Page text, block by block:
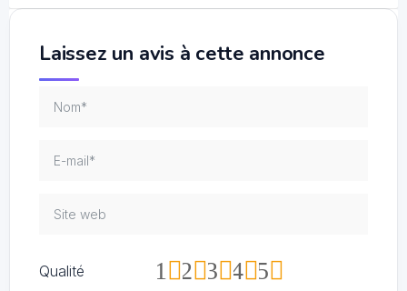
Laissez un avis à cette annonce
Qualité 5
4
3
2
1